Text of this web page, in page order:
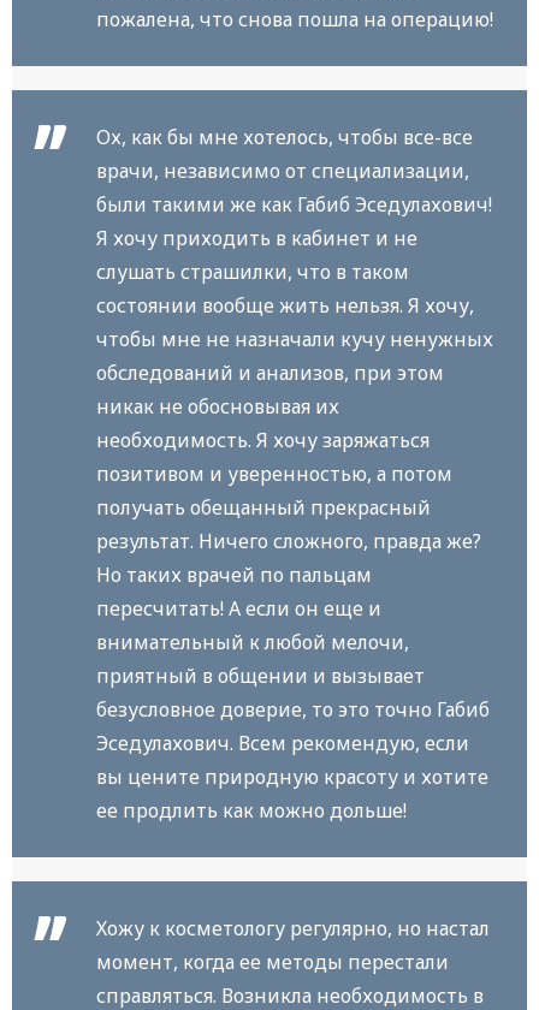
пожалена, что снова пошла на операцию!
Ох, как бы мне хотелось, чтобы все-все
врачи, независимо от специализации,
были такими же как Габиб Эседулахович!
Я хочу приходить в кабинет и не
слушать страшилки, что в таком
состоянии вообще жить нельзя. Я хочу,
чтобы мне не назначали кучу ненужных
обследований и анализов, при этом
никак не обосновывая их
необходимость. Я хочу заряжаться
позитивом и уверенностью, а потом
получать обещанный прекрасный
результат. Ничего сложного, правда же?
Но таких врачей по пальцам
пересчитать! А если он еще и
внимательный к любой мелочи,
приятный в общении и вызывает
безусловное доверие, то это точно Габиб
Эседулахович. Всем рекомендую, если
вы цените природную красоту и хотите
ее продлить как можно дольше!
Хожу к косметологу регулярно, но настал
момент, когда ее методы перестали
справляться. Возникла необходимость в